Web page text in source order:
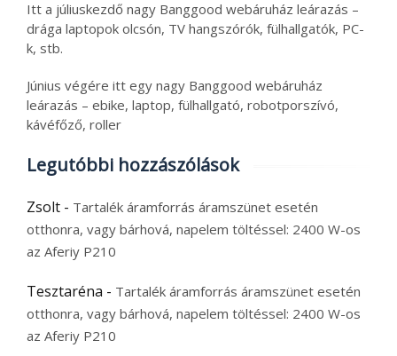
Itt a júliuskezdő nagy Banggood webáruház leárazás –
drága laptopok olcsón, TV hangszórók, fülhallgatók, PC-
k, stb.
Június végére itt egy nagy Banggood webáruház
leárazás – ebike, laptop, fülhallgató, robotporszívó,
kávéfőző, roller
Legutóbbi hozzászólások
Zsolt - Tartalék áramforrás áramszünet esetén
otthonra, vagy bárhová, napelem töltéssel: 2400 W-os
az Aferiy P210
Tesztaréna - Tartalék áramforrás áramszünet esetén
otthonra, vagy bárhová, napelem töltéssel: 2400 W-os
az Aferiy P210